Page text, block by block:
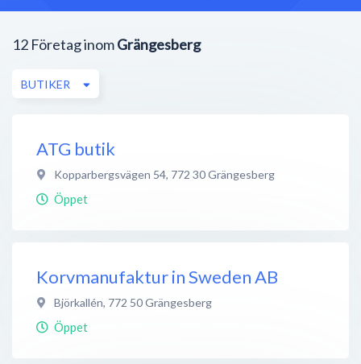
12 Företag inomGrängesberg
BUTIKER
ATG butik
Kopparbergsvägen 54, 772 30Grängesberg
Öppet
Korvmanufaktur in Sweden AB
Björkallén, 772 50Grängesberg
Öppet